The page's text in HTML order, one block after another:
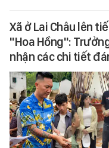
Xã ở Lai Châu lên
"Hoa Hồng":
nhận các chi tiết